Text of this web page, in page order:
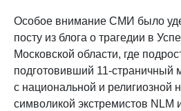
Особое внимание СМИ было
посту из блога о трагедии в
Московской области, где
подготовивший 11-страничный
с национальной и религиозной
символикой экстремистов NLM